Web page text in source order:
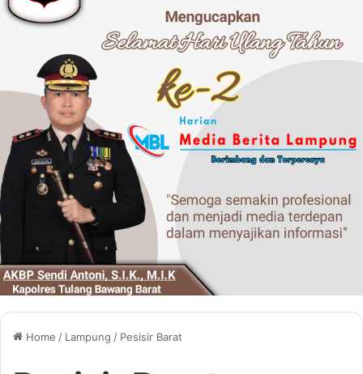
Home / Lampung / Pesisir Barat